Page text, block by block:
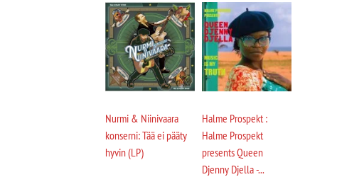
Nurmi & Niinivaara
konserni: Tää ei pääty
hyvin (LP)
Halme Prospekt :
Halme Prospekt
presents Queen
Djenny Djella -...